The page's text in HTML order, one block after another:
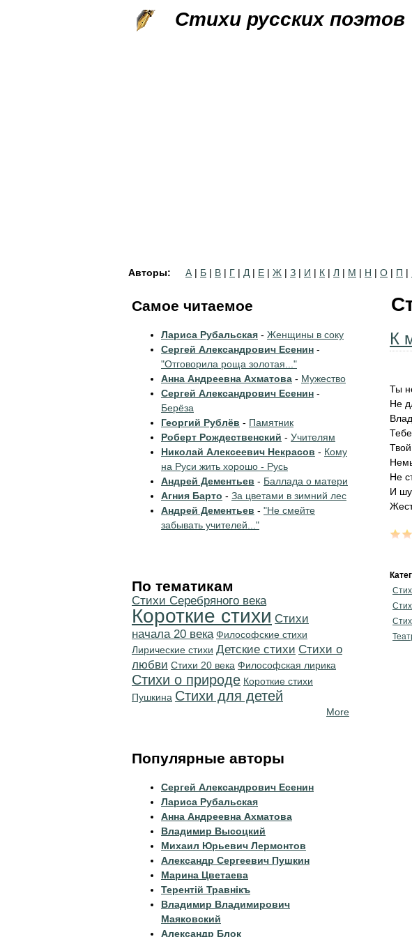
Стихи русских поэтов
Авторы: А | Б | В | Г | Д | Е | Ж | З | И | К | Л | М | Н | О | П |
К
Ты
Не
Не
И
Самое читаемое
Лариса Рубальская - Женщины в соку
Сергей Александрович Есенин -
"Отговорила роща золотая..."
Анна Андреевна Ахматова - Мужество
Сергей Александрович Есенин -
Берёза
Георгий Рублёв - Памятник
Роберт Рождественский - Учителям
Николай Алексеевич Некрасов - Кому
на Руси жить хорошо - Русь
Андрей Дементьев - Баллада о матери
Агния Барто - За цветами в зимний лес
Андрей Дементьев - "Не смейте
забывать учителей..."
По тематикам
Cтихи Серебряного века
Короткие стихи Cтихи
начала 20 века Философские стихи
Лирические стихи Детские стихи Стихи о
любви Стихи 20 века Философская лирика
Стихи о природе Короткие стихи
Пушкина Стихи для детей
More
Популярные авторы
Сергей Александрович Есенин
Лариса Рубальская
Анна Андреевна Ахматова
Владимир Высоцкий
Михаил Юрьевич Лермонтов
Александр Сергеевич Пушкин
Марина Цветаева
Терентiй Травнiкъ
Владимир Владимирович
Маяковский
Александр Блок